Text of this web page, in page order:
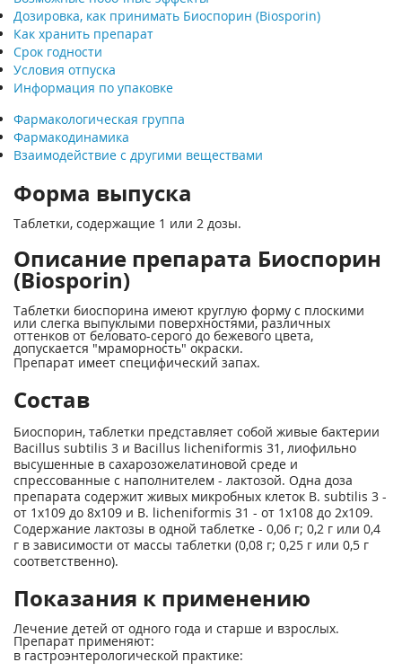
Дозировка, как принимать Биоспорин (Biosporin)
Как хранить препарат
Срок годности
Условия отпуска
Информация по упаковке
Фармакологическая группа
Фармакодинамика
Взаимодействие с другими веществами
Форма выпуска
Таблетки, содержащие 1 или 2 дозы.
Описание препарата Биоспорин
(Biosporin)
Таблетки биоспорина имеют круглую форму с плоскими
или слегка выпуклыми поверхностями, различных
оттенков от беловато-серого до бежевого цвета,
допускается "мраморность" окраски.
Препарат имеет специфический запах.
Состав
Биоспорин, таблетки представляет собой живые бактерии
Bacillus subtilis 3 и Bacillus licheniformis 31, лиофильно
высушенные в сахарозожелатиновой среде и
спрессованные с наполнителем - лактозой. Одна доза
препарата содержит живых микробных клеток В. subtilis 3 -
от 1x109 до 8x109 и В. licheniformis 31 - от 1х108 до 2x109.
Содержание лактозы в одной таблетке - 0,06 г; 0,2 г или 0,4
г в зависимости от массы таблетки (0,08 г; 0,25 г или 0,5 г
соответственно).
Показания к применению
Лечение детей от одного года и старше и взрослых.
Препарат применяют:
в гастроэнтерологической практике: